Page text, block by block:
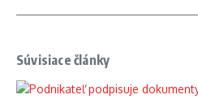
Súvisiace články